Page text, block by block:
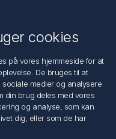
cookies
på vores hjemmeside for at
De bruges til at
medier og analysere
din brug deles med vores
og analyse, som kan
dig, eller som de har